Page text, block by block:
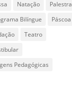
Natação
Palestra
Bilíngue
Páscoa
Teatro
Pedagógicas